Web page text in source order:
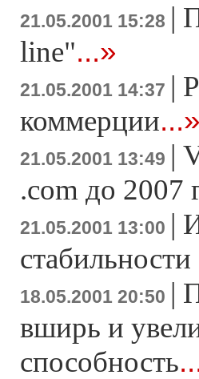
21.05.2001 15:28 |
line"...»
21.05.2001 14:37 |
коммерции...»
21.05.2001 13:49 |
.com до 2007
21.05.2001 13:00 |
стабильности
18.05.2001 20:50 |
вширь и
способность